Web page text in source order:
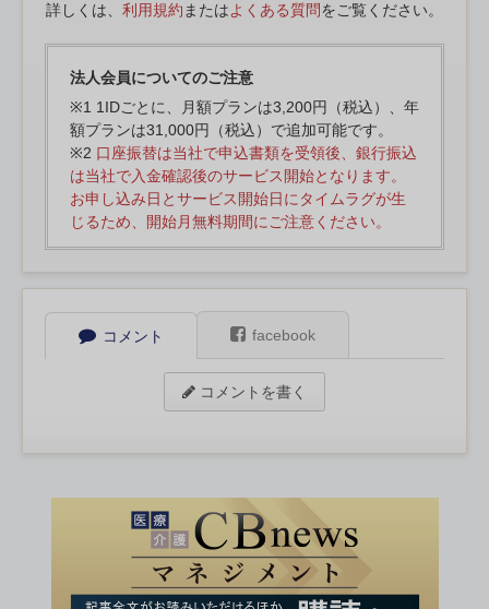
詳しくは、 利用規約 またはよくある質問をご覧ください。
法人会員についてのご注意
※1 1IDごとに、月額プランは3,200円（税込）、年
額プランは31,000円（税込）で追加可能です。
※2 口座振替は当社で申込書類を受領後、銀行振込
は当社で入金確認後のサービス開始となります。
お申し込み日とサービス開始日にタイムラグが生
じるため、開始月無料期間にご注意ください。
コメント facebook
コメントを書く